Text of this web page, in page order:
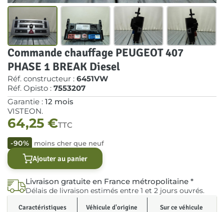
Commande chauffage PEUGEOT 407
PHASE 1 BREAK Diesel
Réf. constructeur : 6451VW
Réf. Opisto : 7553207
Garantie : 12 mois
VISTEON.
64,25 €TTC
-90% moins cher que neuf
Ajouter au panier
Livraison gratuite en France métropolitaine *
Délais de livraison estimés entre 1 et 2 jours ouvrés.
Caractéristiques Véhicule d'origine Sur ce véhicule